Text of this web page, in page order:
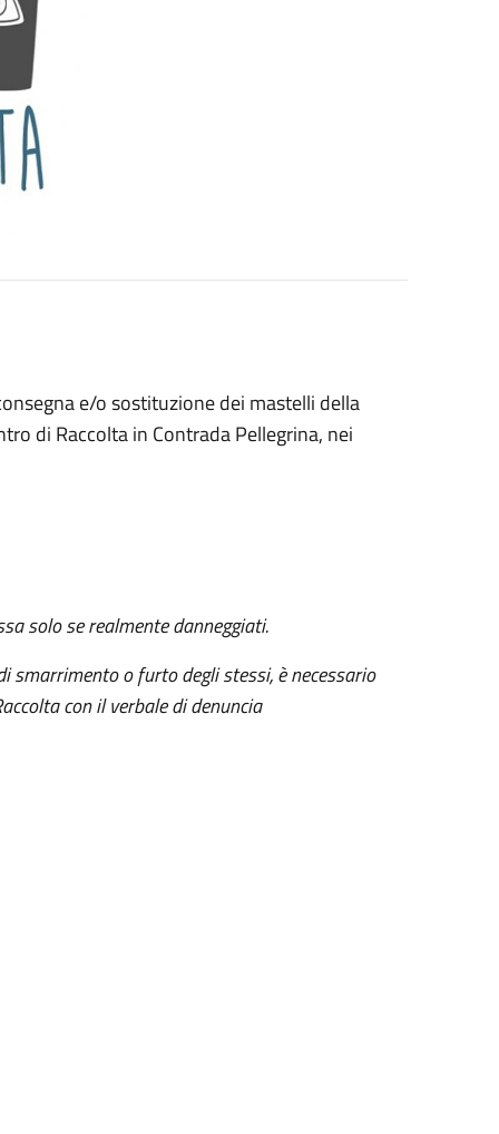
e/o sostituzione dei mastelli della
di Raccolta in Contrada Pellegrina, nei
solo se realmente danneggiati.
smarrimento o furto degli stessi, è necessario
con il verbale di denuncia